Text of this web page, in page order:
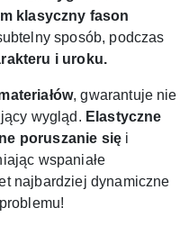
klasyczny fason
sposób, podczas
i uroku.
, gwarantuje nie
wygląd. Elastyczne
poruszanie się i
wspaniałe
najbardziej dynamiczne